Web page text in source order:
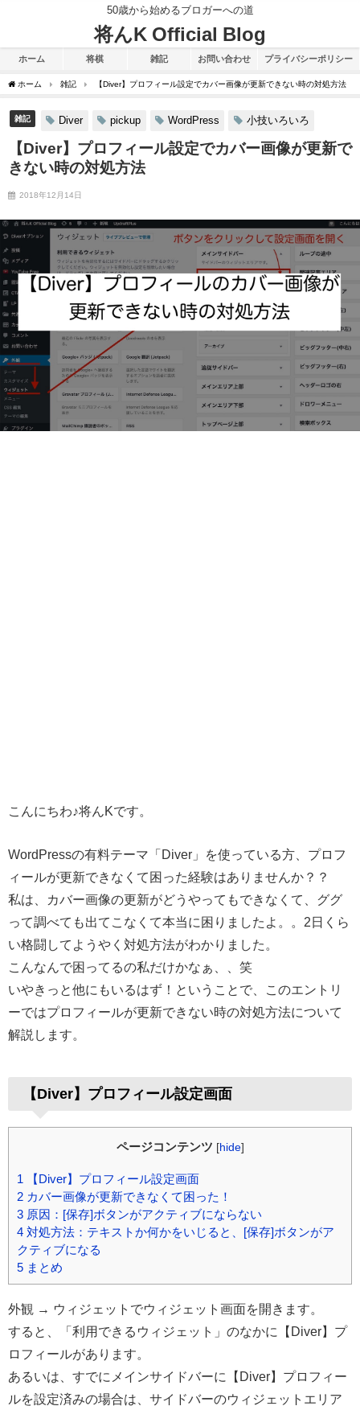
50歳から始めるブロガーへの道
将んK Official Blog
ホーム 将棋 雑記 お問い合わせ プライバシーポリシー
ホーム 雑記 【Diver】プロフィール設定でカバー画像が更新できない時の対処方法
雑記 Diver pickup WordPress 小技いろいろ
【Diver】プロフィール設定でカバー画像が更新で
きない時の対処方法
2018年12月14日
こんにちわ♪将んKです。
WordPressの有料テーマ「Diver」を使っている方、プロフ
ィールが更新できなくて困った経験はありませんか？？
私は、カバー画像の更新がどうやってもできなくて、ググ
って調べても出てこなくて本当に困りましたよ。。2日くら
い格闘してようやく対処方法がわかりました。
こんなんで困ってるの私だけかなぁ、、笑
いやきっと他にもいるはず！ということで、このエントリ
ーではプロフィールが更新できない時の対処方法について
解説します。
【Diver】プロフィール設定画面
ページコンテンツ [hide]
1
【Diver】プロフィール設定画面
2 カバー画像が更新できなくて困った！
3 原因：[保存]ボタンがアクティブにならない
4 対処方法：テキストか何かをいじると、[保存]ボタンがア
クティブになる
5 まとめ
外観 → ウィジェットでウィジェット画面を開きます。
すると、「利用できるウィジェット」のなかに【Diver】プ
ロフィールがあります。
あるいは、すでにメインサイドバーに【Diver】プロフィー
ルを設定済みの場合は、サイドバーのウィジェットエリア